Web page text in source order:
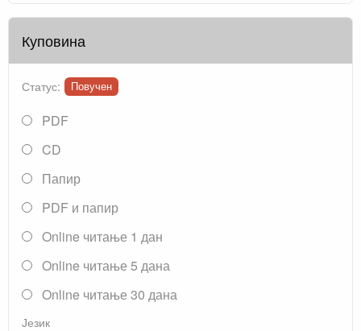
Куповина
Статус: Повучен
PDF
CD
Папир
PDF и папир
Online читање 1 дан
Online читање 5 дана
Online читање 30 дана
Језик